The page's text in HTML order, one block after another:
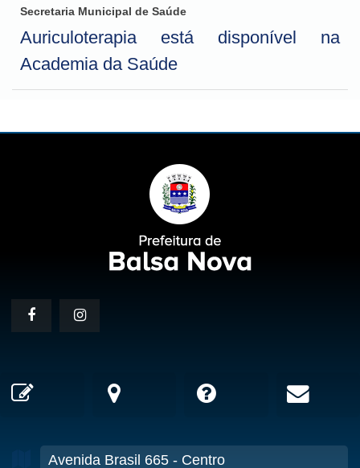
Secretaria Municipal de Saúde
Auriculoterapia está disponível na
Academia da Saúde
Avenida Brasil 665 - Centro